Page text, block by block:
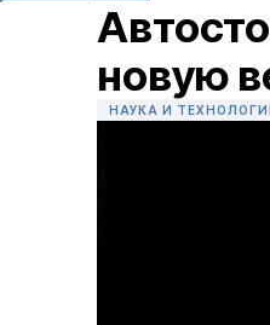
новую
НАУКА И